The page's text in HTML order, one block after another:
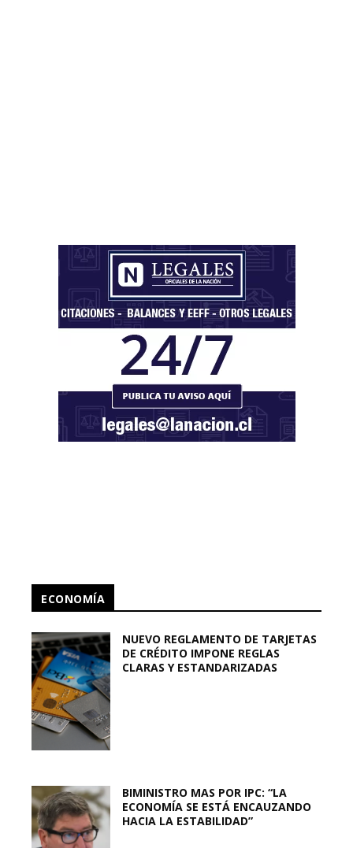
ECONOMÍA
NUEVO REGLAMENTO DE TARJETAS
DE CRÉDITO IMPONE REGLAS
CLARAS Y ESTANDARIZADAS
BIMINISTRO MAS POR IPC: “LA
ECONOMÍA SE ESTÁ ENCAUZANDO
HACIA LA ESTABILIDAD”